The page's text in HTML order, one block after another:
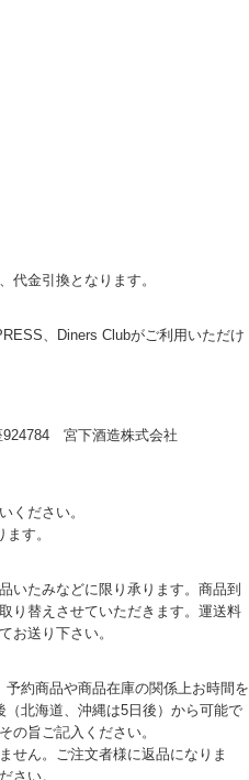
代金引換となります。
、Diners Clubがご利用いただけ
宮下酒造株式会社
ください。
す。
いたみなどに限り承ります。商品到
り替えさせていただきます。運送料
お送り下さい。
約商品や商品在庫の関係上お時間を
北海道、沖縄は5日後）から可能で
の旨ご記入ください。
せん。ご注文者様に返品になりま
さい。